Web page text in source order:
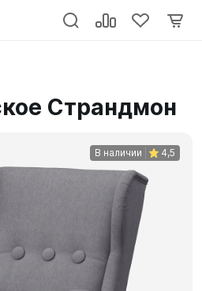
Страндмон
В наличии 4,5